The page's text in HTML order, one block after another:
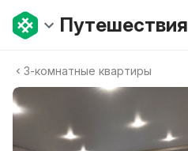
Путешествия
3-комнатныe квартиры